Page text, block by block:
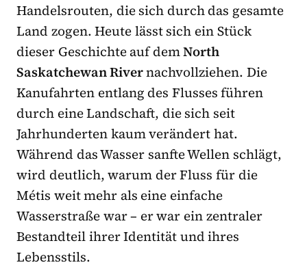
Handelsrouten, die sich durch das gesamte
Land zogen. Heute lässt sich ein Stück
dieser Geschichte auf demNorth
Saskatchewan Rivernachvollziehen. Die
Kanufahrten entlang des Flusses führen
durch eine Landschaft, die sich seit
Jahrhunderten kaum verändert hat.
Während das Wasser sanfte Wellen schlägt,
wird deutlich, warum der Fluss für die
Métis weit mehr als eine einfache
Wasserstraße war – er war ein zentraler
Bestandteil ihrer Identität und ihres
Lebensstils.